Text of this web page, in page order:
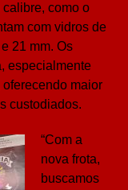
como o
com vidros de
21 mm. Os
especialmente
maior
custodiados.
“Com a
nova frota,
buscamos